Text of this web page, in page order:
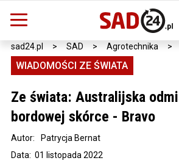
sad24.pl > SAD > Agrotechnika >
WIADOMOŚCI ZE ŚWIATA
Ze świata: Australijska
bordowej skórce - Bravo
Data: 01 listopada 2022
Autor: Patrycja Bernat